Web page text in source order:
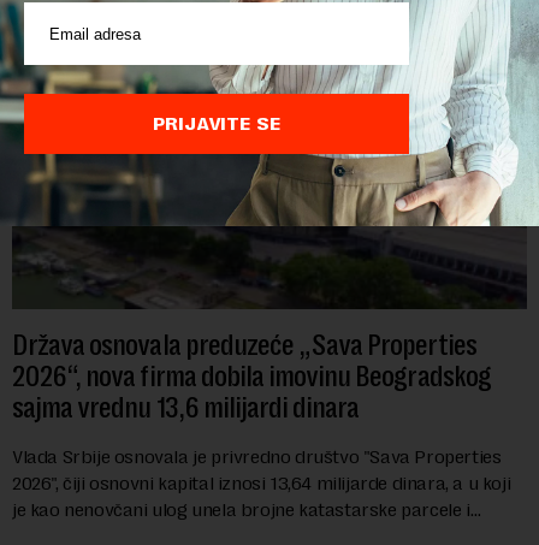
Država osnovala preduzeće „Sava Properties
2026“, nova firma dobila imovinu Beogradskog
sajma vrednu 13,6 milijardi dinara
Vlada Srbije osnovala je privredno društvo "Sava Properties
2026", čiji osnovni kapital iznosi 13,64 milijarde dinara, a u koji
je kao nenovčani ulog unela brojne katastarske parcele i
PRIJAVITE SE